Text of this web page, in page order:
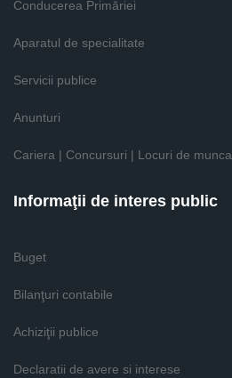
Conducerea Primăriei
Aparatul de specialitate
Servicii publice
Anunturi
Cariera | Concursuri | Locuri de munca
Informaţii de interes public
Buget
Bilanţuri contabile
Achiziţii publice
Declaratii de avere si interese